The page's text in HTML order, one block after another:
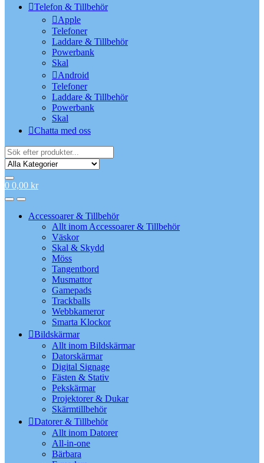
Telefon & Tillbehör
Apple
Telefoner
Laddare & Tillbehör
Powerbank
Skal
Android
Telefoner
Laddare & Tillbehör
Powerbank
Skal
Chatta med oss
Search
for:
0 0,00 kr
Accessoarer & Tillbehör
Allt inom Accessoarer & Tillbehör
Väskor
Skal & Skydd
Möss
Tangentbord
Musmattor
Gamepads
Trackballs
Webbkameror
Smarta Klockor
Bildskärmar
Allt inom Bildskärmar
Datorskärmar
Digital Signage
Fästen & Stativ
Pekskärmar
Projektorer & Dukar
Skärmtillbehör
Datorer & Tillbehör
Allt inom Datorer
All-in-one
Bärbara